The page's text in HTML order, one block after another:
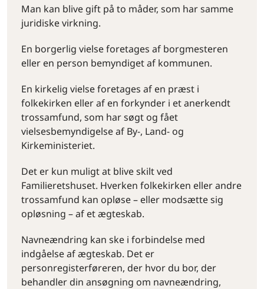
Man kan blive gift på to måder, som har samme
juridiske virkning.
En borgerlig vielse foretages af borgmesteren
eller en person bemyndiget af kommunen.
En kirkelig vielse foretages af en præst i
folkekirken eller af en forkynder i et anerkendt
trossamfund, som har søgt og fået
vielsesbemyndigelse af By-, Land- og
Kirkeministeriet.
Det er kun muligt at blive skilt ved
Familieretshuset. Hverken folkekirken eller andre
trossamfund kan opløse – eller modsætte sig
opløsning – af et ægteskab.
Navneændring kan ske i forbindelse med
indgåelse af ægteskab. Det er
personregisterføreren, der hvor du bor, der
behandler din ansøgning om navneændring,